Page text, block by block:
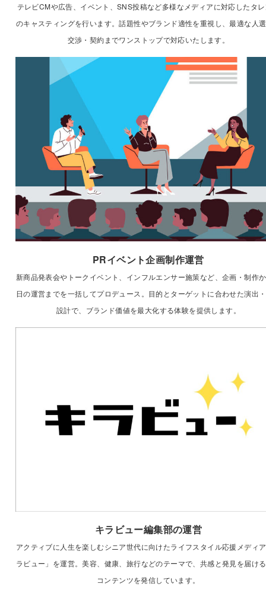
テレビCMや広告、イベント、SNS投稿など多様なメディアに対応したタ
のキャスティングを行います。話題性やブランド適性を重視し、最適な人
交渉・契約までワンストップで対応いたします。
PRイベント企画制作運営
新商品発表会やトークイベント、インフルエンサー施策など、企画・制作
日の運営までを一括してプロデュース。目的とターゲットに合わせた演出
設計で、ブランド価値を最大化する体験を提供します。
キラビュー編集部の運営
アクティブに人生を楽しむシニア世代に向けたライフスタイル応援メディ
ラビュー」を運営。美容、健康、旅行などのテーマで、共感と発見を届け
コンテンツを発信しています。